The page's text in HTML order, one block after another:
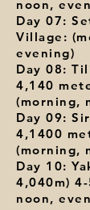
noon,
Day 07:
Village:
evening)
Day 08:
4,140
(morning,
Day 09:
4,1400
(morning,
Day 10:
4,040m)
noon,